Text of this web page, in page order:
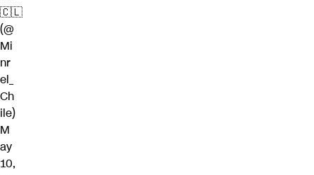
🇨🇱
(@
Mi
nr
el_
Ch
ile)
M
ay
10,